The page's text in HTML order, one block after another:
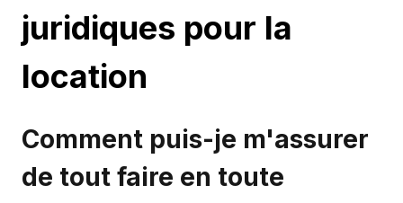
juridiques pour la
location
Comment puis-je m'assurer
de tout faire en toute